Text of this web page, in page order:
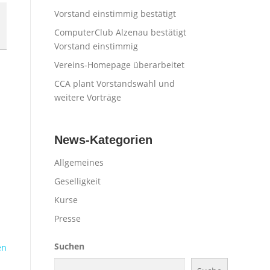
Vorstand einstimmig bestätigt
ComputerClub Alzenau bestätigt
Vorstand einstimmig
Vereins-Homepage überarbeitet
CCA plant Vorstandswahl und
weitere Vorträge
News-Kategorien
Allgemeines
Geselligkeit
Kurse
Presse
Suchen